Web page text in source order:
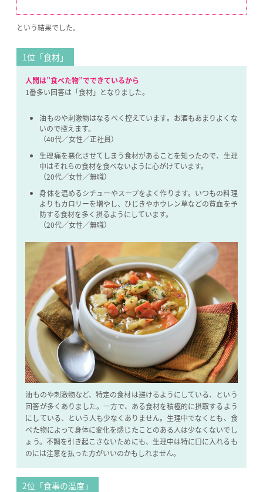
という結果でした。
1位「食材」
人間は”食べた物”でできているから
1番多い回答は「食材」となりました。
油ものや刺激物はなるべく控えています。お酒もあまりよくな
いので控えます。
（40代／女性／正社員）
生理痛を悪化させてしまう食材があることを知ったので、生理
中はそれらの食材を食べないように心がけています。
（20代／女性／無職）
身体を温めるシチューやスープをよく作ります。いつもの料理
よりもカロリーを増やし、 ひじきやホウレン草などの貧血を予
防する食材を多く摂るようにしています。
（20代／女性／無職）
油ものや刺激物など、特定の食材は避けるようにしている、という
回答が多くありました。一方で、ある食材を積極的に摂取するよう
にしている、という人も少なくありません。生理中でなくとも、食
べた物によって身体に変化を感じたことのある人は少なくないでし
ょう。不調を引き起こさないためにも、生理中は特に口に入れるも
のには注意を払った方がいいのかもしれません。
2位「食事の温度」